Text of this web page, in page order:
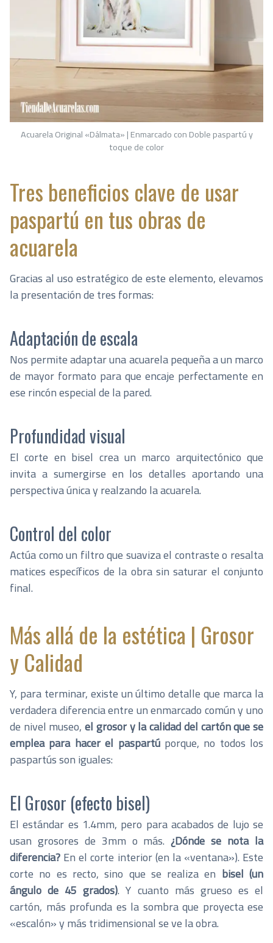
Acuarela Original «Dálmata» | Enmarcado con Doble paspartú y
toque de color
Tres beneficios clave de usar
paspartú en tus obras de
acuarela
Gracias al uso estratégico de este elemento, elevamos
la presentación de tres formas:
Adaptación de escala
Nos permite adaptar una acuarela pequeña a un marco
de mayor formato para que encaje perfectamente en
ese rincón especial de la pared.
Profundidad visual
El corte en bisel crea un marco arquitectónico que
invita a sumergirse en los detalles aportando una
perspectiva única y realzando la acuarela.
Control del color
Actúa como un filtro que suaviza el contraste o resalta
matices específicos de la obra sin saturar el conjunto
final.
Más allá de la estética | Grosor
y Calidad
Y, para terminar, existe un último detalle que marca la
verdadera diferencia entre un enmarcado común y uno
de nivel museo,el grosor y la calidad del cartón que se
emplea para hacer el paspartúporque, no todos los
paspartús son iguales:
El Grosor (efecto bisel)
El estándar es 1.4mm, pero para acabados de lujo se
usan grosores de 3mm o más.¿Dónde se nota la
diferencia?En el corte interior (en la «ventana»). Este
corte no es recto, sino que se realiza en bisel (un
ángulo de 45 grados). Y cuanto más grueso es el
cartón, más profunda es la sombra que proyecta ese
«escalón» y más tridimensional se ve la obra.